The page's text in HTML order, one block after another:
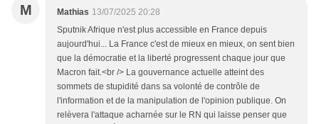
M Mathias 13/07/2025 20:28
Sputnik Afrique n'est plus accessible en France depuis
aujourd'hui... La France c'est de mieux en mieux, on sent bien
que la démocratie et la liberté progressent chaque jour que
Macron fait.<br /> La gouvernance actuelle atteint des
sommets de stupidité dans sa volonté de contrôle de
l'information et de la manipulation de l'opinion publique. On
relèvera l'attaque acharnée sur le RN qui laisse penser que